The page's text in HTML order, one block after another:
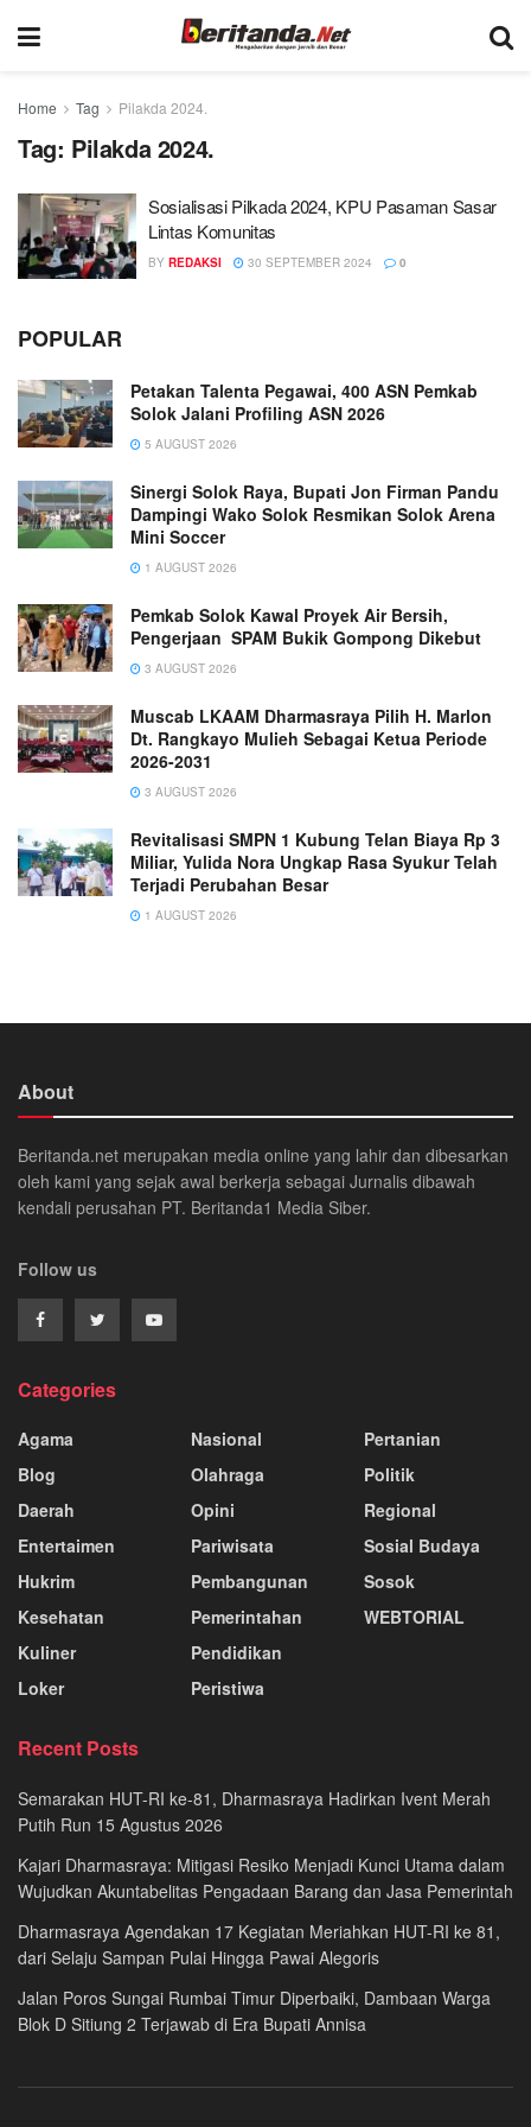
Home Tag Pilakda 2024.
Tag: Pilakda 2024.
Sosialisasi Pilkada 2024, KPU Pasaman Sasar
Lintas Komunitas
BY REDAKSI 30 SEPTEMBER 2024 0
POPULAR
Petakan Talenta Pegawai, 400 ASN Pemkab
Solok Jalani Profiling ASN 2026
5 AUGUST 2026
Sinergi Solok Raya, Bupati Jon Firman Pandu
Dampingi Wako Solok Resmikan Solok Arena
Mini Soccer
1 AUGUST 2026
Pemkab Solok Kawal Proyek Air Bersih,
Pengerjaan SPAM Bukik Gompong Dikebut
3 AUGUST 2026
Muscab LKAAM Dharmasraya Pilih H. Marlon
Dt. Rangkayo Mulieh Sebagai Ketua Periode
2026-2031
3 AUGUST 2026
Revitalisasi SMPN 1 Kubung Telan Biaya Rp 3
Miliar, Yulida Nora Ungkap Rasa Syukur Telah
Terjadi Perubahan Besar
1 AUGUST 2026
About
Beritanda.net merupakan media online yang lahir dan dibesarkan
oleh kami yang sejak awal berkerja sebagai Jurnalis dibawah
kendali perusahan PT. Beritanda1 Media Siber.
Follow us
Categories
Agama
Blog
Daerah
Entertaimen
Hukrim
Kesehatan
Kuliner
Loker
Nasional
Olahraga
Opini
Pariwisata
Pembangunan
Pemerintahan
Pendidikan
Peristiwa
Pertanian
Politik
Regional
Sosial Budaya
Sosok
WEBTORIAL
Recent Posts
Semarakan HUT-RI ke-81, Dharmasraya Hadirkan Ivent Merah
Putih Run 15 Agustus 2026
Kajari Dharmasraya: Mitigasi Resiko Menjadi Kunci Utama dalam
Wujudkan Akuntabelitas Pengadaan Barang dan Jasa Pemerintah
Dharmasraya Agendakan 17 Kegiatan Meriahkan HUT-RI ke 81,
dari Selaju Sampan Pulai Hingga Pawai Alegoris
Jalan Poros Sungai Rumbai Timur Diperbaiki, Dambaan Warga
Blok D Sitiung 2 Terjawab di Era Bupati Annisa